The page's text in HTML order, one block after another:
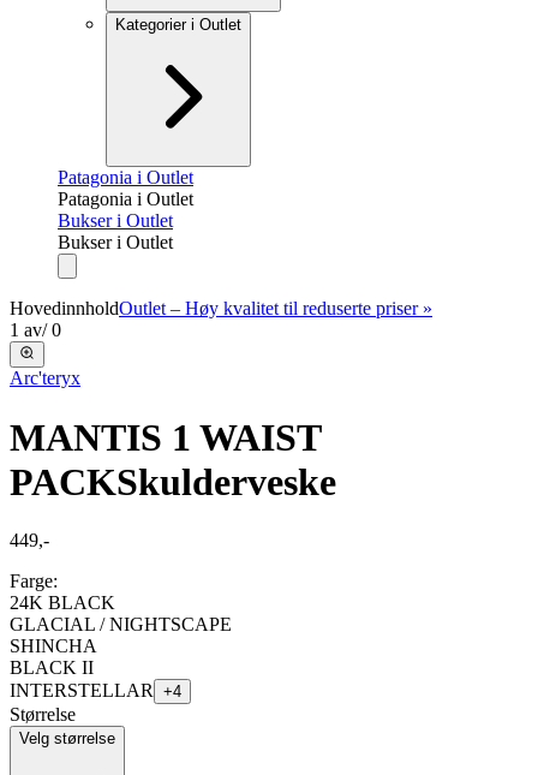
Kategorier i Outlet
Patagonia i Outlet
Patagonia i Outlet
Bukser i Outlet
Bukser i Outlet
HovedinnholdOutlet – Høy kvalitet til reduserte priser »
1 av/ 0
Arc'teryx
MANTIS 1 WAIST
PACKSkulderveske
449,-
Farge:
24K BLACK
GLACIAL / NIGHTSCAPE
SHINCHA
BLACK II
INTERSTELLAR
+4
Størrelse
Velg størrelse